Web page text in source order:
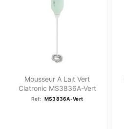
Mousseur A Lait Vert
Clatronic MS3836A-Vert
Ref: MS3836A-Vert